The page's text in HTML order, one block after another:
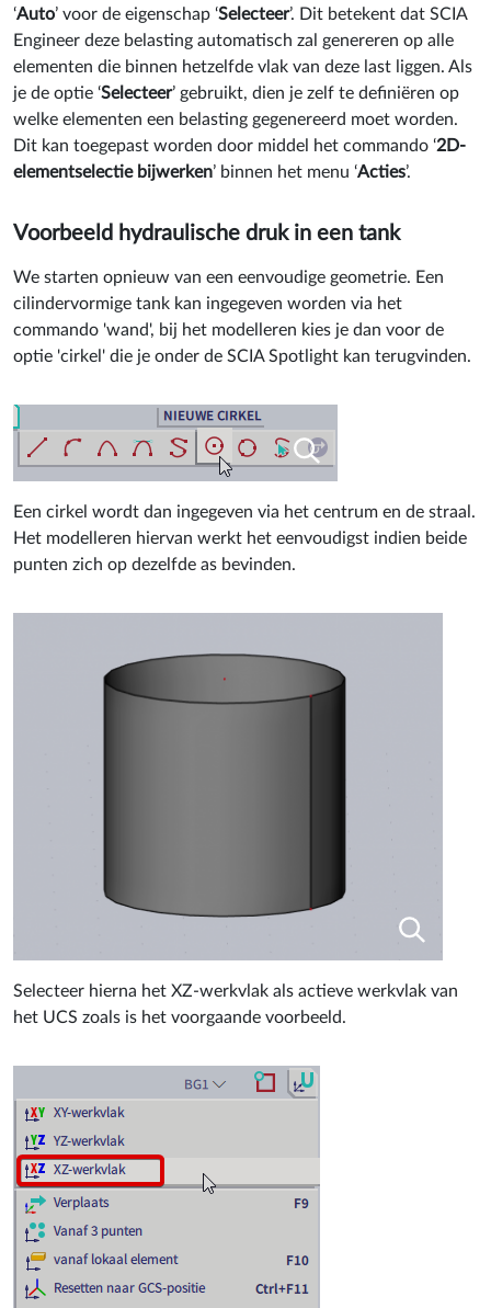
‘Auto’ voor de eigenschap ‘Selecteer’. Dit betekent dat SCIA
Engineer deze belasting automatisch zal genereren op alle
elementen die binnen hetzelfde vlak van deze last liggen. Als
je de optie ‘Selecteer’ gebruikt, dien je zelf te definiëren op
welke elementen een belasting gegenereerd moet worden.
Dit kan toegepast worden door middel het commando ‘2D-
elementselectie bijwerken’ binnen het menu ‘Acties’.
Voorbeeld hydraulische druk in een tank
We starten opnieuw van een eenvoudige geometrie. Een
cilindervormige tank kan ingegeven worden via het
commando 'wand', bij het modelleren kies je dan voor de
optie 'cirkel' die je onder de SCIA Spotlight kan terugvinden.
Een cirkel wordt dan ingegeven via het centrum en de straal.
Het modelleren hiervan werkt het eenvoudigst indien beide
punten zich op dezelfde as bevinden.
Selecteer hierna het XZ-werkvlak als actieve werkvlak van
het UCS zoals is het voorgaande voorbeeld.